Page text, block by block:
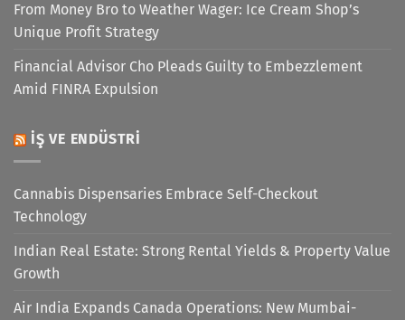
From Money Bro to Weather Wager: Ice Cream Shop’s
Unique Profit Strategy
Financial Advisor Cho Pleads Guilty to Embezzlement
Amid FINRA Expulsion
İŞ VE ENDÜSTRI
Cannabis Dispensaries Embrace Self-Checkout
Technology
Indian Real Estate: Strong Rental Yields & Property Value
Growth
Air India Expands Canada Operations: New Mumbai-